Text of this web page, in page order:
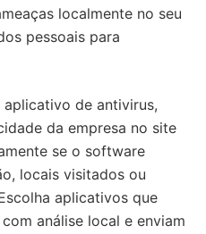
localmente no seu
pessoais para
de antivirus,
da empresa no site
se o software
locais visitados ou
aplicativos que
análise local e enviam